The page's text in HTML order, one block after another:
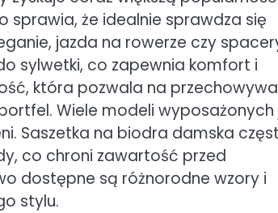
sprawia, że idealnie sprawdza się
jazda na rowerze czy
sylwetki, co zapewnia komfort i
która pozwala na
Wiele modeli
Saszetka na biodra damska
co chroni zawartość przed
dostępne są różnorodne wzory i
stylu.